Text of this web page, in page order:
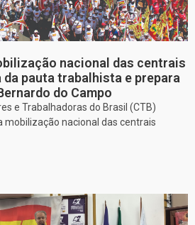
nacional das centrais
pauta trabalhista e prepara
do Campo
e Trabalhadoras do Brasil (CTB)
mobilização nacional das centrais